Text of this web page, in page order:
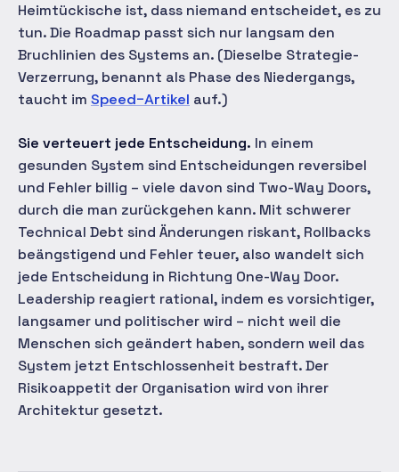
Heimtückische ist, dass niemand entscheidet, es zu
tun. Die Roadmap passt sich nur langsam den
Bruchlinien des Systems an. (Dieselbe Strategie-
Verzerrung, benannt als Phase des Niedergangs,
taucht im Speed-Artikel auf.)
Sie verteuert jede Entscheidung. In einem
gesunden System sind Entscheidungen reversibel
und Fehler billig – viele davon sind Two-Way Doors,
durch die man zurückgehen kann. Mit schwerer
Technical Debt sind Änderungen riskant, Rollbacks
beängstigend und Fehler teuer, also wandelt sich
jede Entscheidung in Richtung One-Way Door.
Leadership reagiert rational, indem es vorsichtiger,
langsamer und politischer wird – nicht weil die
Menschen sich geändert haben, sondern weil das
System jetzt Entschlossenheit bestraft. Der
Risikoappetit der Organisation wird von ihrer
Architektur gesetzt.